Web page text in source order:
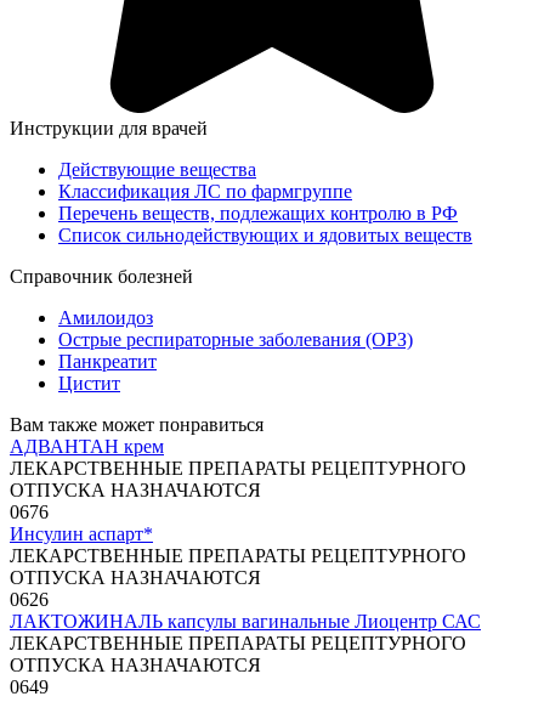
Инструкции для врачей
Действующие вещества
Классификация ЛС по фармгруппе
Перечень веществ, подлежащих контролю в РФ
Список сильнодействующих и ядовитых веществ
Справочник болезней
Амилоидоз
Острые респираторные заболевания (ОРЗ)
Панкреатит
Цистит
Вам также может понравиться
АДВАНТАН крем
ЛЕКАРСТВЕННЫЕ ПРЕПАРАТЫ РЕЦЕПТУРНОГО
ОТПУСКА НАЗНАЧАЮТСЯ
0676
Инсулин аспарт*
ЛЕКАРСТВЕННЫЕ ПРЕПАРАТЫ РЕЦЕПТУРНОГО
ОТПУСКА НАЗНАЧАЮТСЯ
0626
ЛАКТОЖИНАЛЬ капсулы вагинальные Лиоцентр САС
ЛЕКАРСТВЕННЫЕ ПРЕПАРАТЫ РЕЦЕПТУРНОГО
ОТПУСКА НАЗНАЧАЮТСЯ
0649